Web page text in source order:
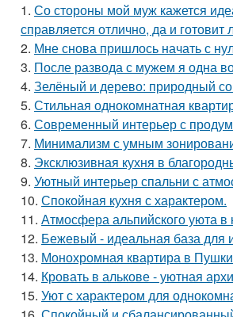
1. Со стороны мой муж кажется
справляется отлично, да и готовит
2. Мне снова пришлось начать с
3. После развода с мужем я одна
4. Зелёный и дерево: природный
5. Стильная однокомнатная
6. Современный интерьер с
7. Минимализм с умным
8. Эксклюзивная кухня в
9. Уютный интерьер спальни с
10. Спокойная кухня с характером.
11. Атмосфера альпийского уюта в
12. Бежевый - идеальная база для
13. Монохромная квартира в
14. Кровать в алькове - уютная
15. Уют с характером для